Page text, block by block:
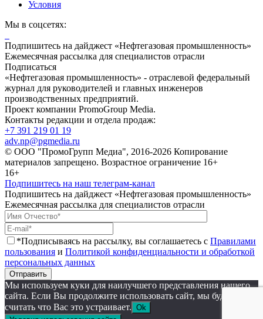
Условия
Мы в соцсетях:
Подпишитесь на дайджест «Нефтегазовая промышленность»
Ежемесячная рассылка для специалистов отрасли
Подписаться
«Нефтегазовая промышленность» - отраслевой федеральный
журнал для руководителей и главных инженеров
производственных предприятий.
Проект компании PromoGroup Media.
Контакты редакции и отдела продаж:
+7 391 219 01 19
adv.np@pgmedia.ru
© ООО "ПромоГрупп Медиа", 2016-2026 Копирование
материалов запрещено. Возрастное ограничение 16+
16+
Подпишитесь на наш телеграм-канал
Подпишитесь на дайджест «Нефтегазовая промышленность»
Ежемесячная рассылка для специалистов отрасли
*Подписываясь на рассылку, вы соглашаетесь с Правилами
пользования и Политикой конфиденциальности и обработкой
персональных данных
Отправить
Мы используем куки для наилучшего представления нашего
сайта. Если Вы продолжите использовать сайт, мы будем
считать что Вас это устраивает. Ok